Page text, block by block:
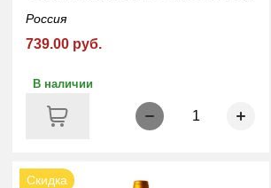
Россия
739.00 руб.
В наличии
1
Скидка